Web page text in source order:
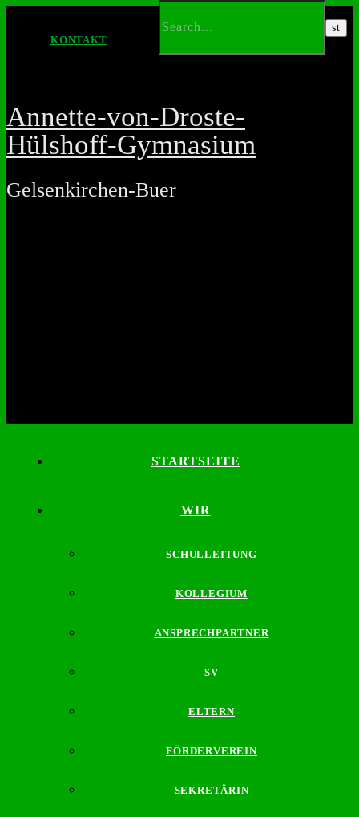
KONTAKT
Annette-von-Droste-
Hülshoff-Gymnasium
Gelsenkirchen-Buer
STARTSEITE
WIR
SCHULLEITUNG
KOLLEGIUM
ANSPRECHPARTNER
SV
ELTERN
FÖRDERVEREIN
SEKRETÄRIN